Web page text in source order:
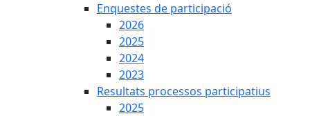
Enquestes de participació
2026
2025
2024
2023
Resultats processos participatius
2025